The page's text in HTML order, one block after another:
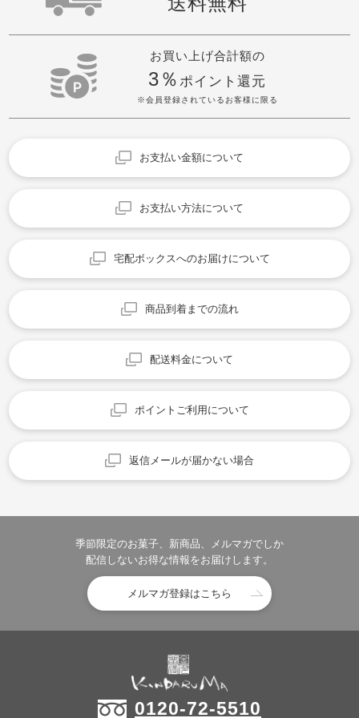
お買い上げ合計額の
3％ ポイント還元
※会員登録されているお客様に限る
お支払い金額について
お支払い方法について
宅配ボックスへのお届けについて
商品到着までの流れ
配送料金について
ポイントご利用について
返信メールが届かない場合
季節限定のお菓子、新商品、メルマガでしか
配信しないお得な情報をお届けします。
メルマガ登録はこちら
0120-72-5510